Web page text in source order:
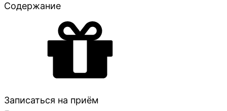
Содержание
Записаться на приём